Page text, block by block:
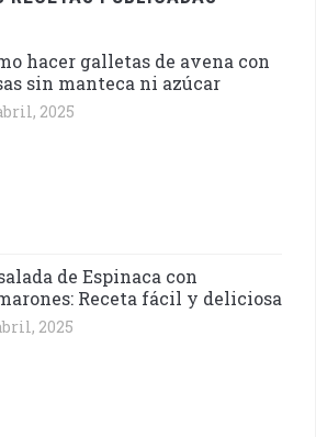
hacer galletas de avena con
sin manteca ni azúcar
2025
de Espinaca con
Receta fácil y deliciosa
2025